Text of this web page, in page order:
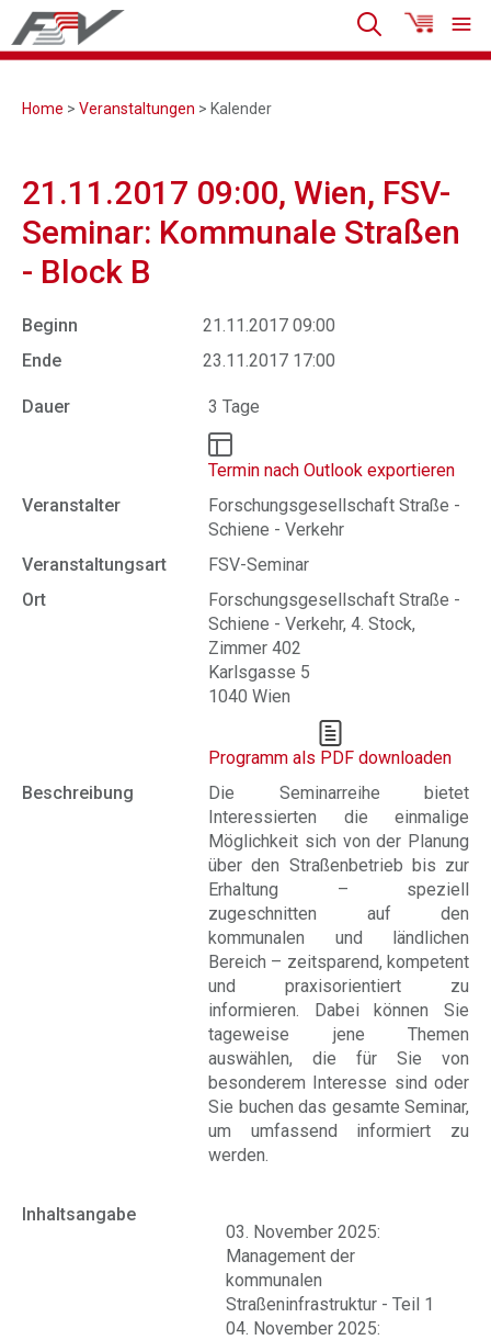
Home > Veranstaltungen > Kalender
21.11.2017 09:00, Wien, FSV-
Seminar: Kommunale Straßen
- Block B
Beginn
21.11.2017 09:00
Ende
23.11.2017 17:00
Dauer 3 Tage
Termin nach Outlook exportieren
Veranstalter
Forschungsgesellschaft Straße -
Schiene - Verkehr
Veranstaltungsart
FSV-Seminar
Ort
Forschungsgesellschaft Straße -
Schiene - Verkehr, 4. Stock,
Zimmer 402
Karlsgasse 5
1040 Wien
Programm als PDF downloaden
Beschreibung
Die Seminarreihe bietet
Interessierten die einmalige
Möglichkeit sich von der Planung
über den Straßenbetrieb bis zur
Erhaltung – speziell
zugeschnitten auf den
kommunalen und ländlichen
Bereich – zeitsparend, kompetent
und praxisorientiert zu
informieren. Dabei können Sie
tageweise jene Themen
auswählen, die für Sie von
besonderem Interesse sind oder
Sie buchen das gesamte Seminar,
um umfassend informiert zu
werden.
Inhaltsangabe
03. November 2025:
Management der
kommunalen
Straßeninfrastruktur - Teil 1
04. November 2025: